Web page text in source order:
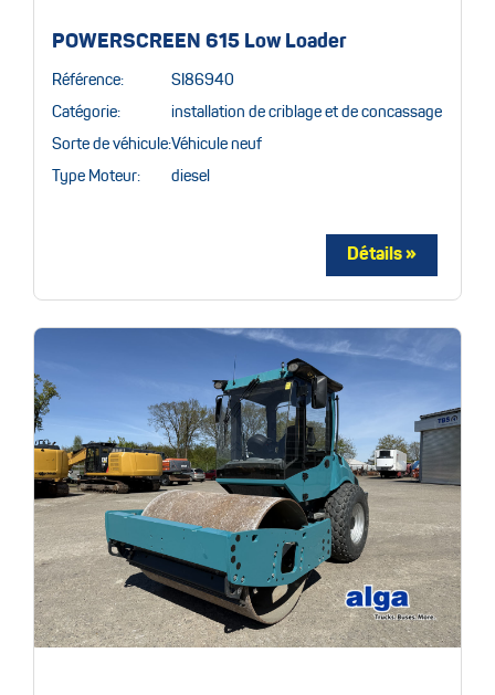
POWERSCREEN 615 Low Loader
Référence: SI86940
Catégorie: installation de criblage et de concassage
Sorte de véhicule:Véhicule neuf
Type Moteur: diesel